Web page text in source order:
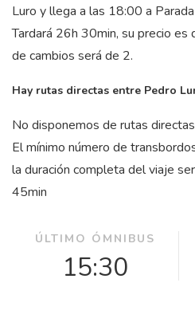
Luro y llega a las 18:00 a
Tardará 26h 30min, su precio
de cambios será de 2.
Hay rutas directas entre Pedro
No disponemos de rutas
El mínimo número de
la duración completa del viaje
45min
ÚLTIMO ÓMNIBUS
15:30